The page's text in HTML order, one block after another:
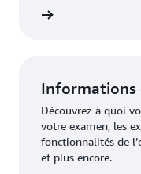
Informations
Découvrez à quoi
votre examen, les
fonctionnalités de
et plus encore.